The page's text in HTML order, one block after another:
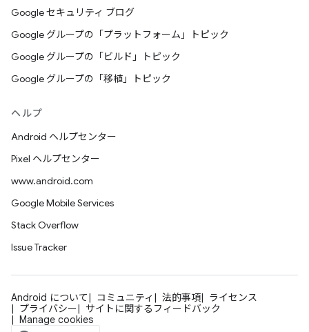
Google セキュリティ ブログ
Google グループの「プラットフォーム」トピック
Google グループの「ビルド」トピック
Google グループの「移植」トピック
ヘルプ
Android ヘルプセンター
Pixel ヘルプセンター
www.android.com
Google Mobile Services
Stack Overflow
Issue Tracker
Android について コミュニティ 法的事項
ライセンス
プライバシー
サイトに関するフィードバック
Manage cookies